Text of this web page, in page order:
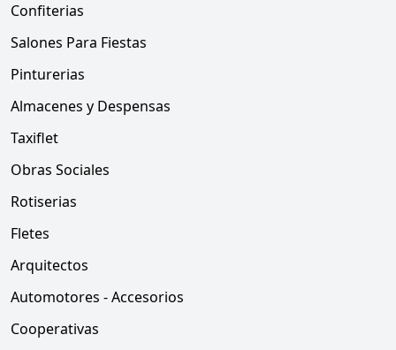
Confiterias
Salones Para Fiestas
Pinturerias
Almacenes y Despensas
Taxiflet
Obras Sociales
Rotiserias
Fletes
Arquitectos
Automotores - Accesorios
Cooperativas